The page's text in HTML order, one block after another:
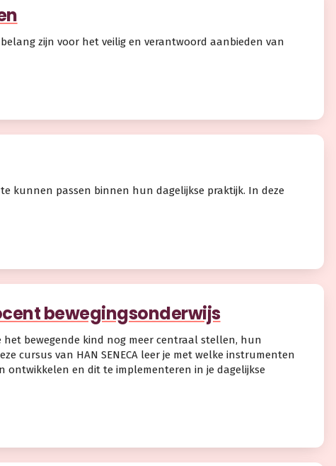
zijn voor het veilig en verantwoord aanbieden van
kunnen passen binnen hun dagelijkse praktijk. In deze
bewegingsonderwijs
bewegende kind nog meer centraal stellen, hun
cursus van HAN SENECA leer je met welke instrumenten
ontwikkelen en dit te implementeren in je dagelijkse